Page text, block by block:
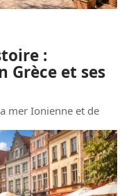
:
Grèce et ses
mer Ionienne et de